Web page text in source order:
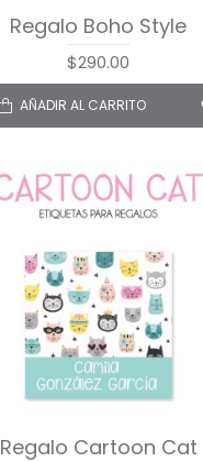
Regalo Boho Style
$290.00
AÑADIR AL CARRITO
Regalo Cartoon Cat